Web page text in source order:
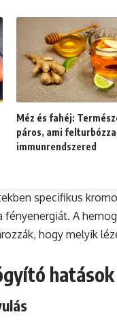
Méz és fahéj:
páros, ami felturbózza
immunrendszered
specifikus
A
hogy melyik
hatások